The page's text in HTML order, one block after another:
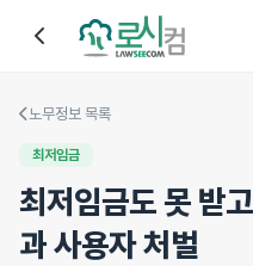
노무정보 목록
최저임금
최저임금도 못 받
과 사용자 처벌